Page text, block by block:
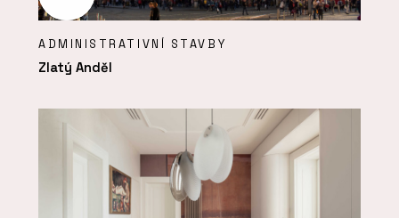
ADMINISTRATIVNÍ STAVBY
Zlatý Anděl